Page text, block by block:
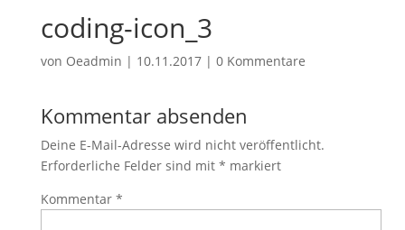
coding-icon_3
von Oeadmin | 10.11.2017| 0 Kommentare
Kommentar absenden
Deine E-Mail-Adresse wird nicht veröffentlicht.
Erforderliche Felder sind mit * markiert
Kommentar *